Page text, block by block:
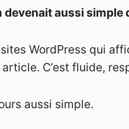
aussi simple
WordPress qui
C’est fluide,
aussi simple.